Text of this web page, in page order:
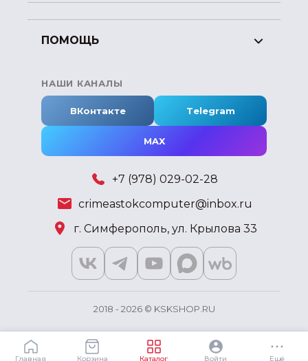
Главная Корзина Каталог Войти Ещё
ПОМОЩЬ
НАШИ КАНАЛЫ
ВКонтакте Telegram
MAX
+7 (978) 029-02-28
crimeastokcomputer@inbox.ru
г. Симферополь, ул. Крылова 33
2018 - 2026 © KSKSHOP.RU